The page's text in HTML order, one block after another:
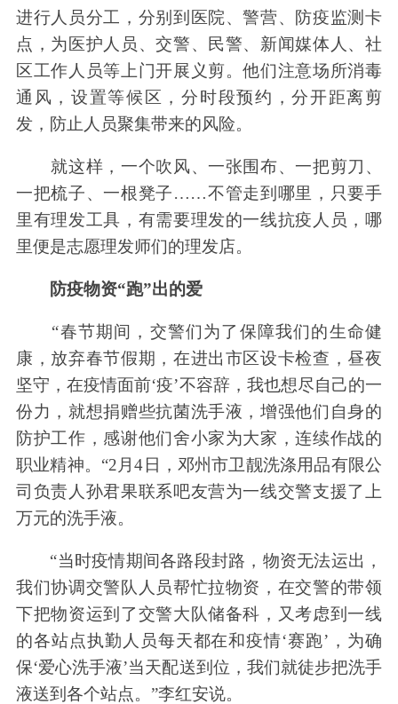
进行人员分工，分别到医院、警营、防疫监测卡
点，为医护人员、交警、民警、新闻媒体人、社
区工作人员等上门开展义剪。他们注意场所消毒
通风，设置等候区，分时段预约，分开距离剪
发，防止人员聚集带来的风险。
就这样，一个吹风、一张围布、一把剪刀、
一把梳子、一根凳子……不管走到哪里，只要手
里有理发工具，有需要理发的一线抗疫人员，哪
里便是志愿理发师们的理发店。
防疫物资“跑”出的爱
“春节期间，交警们为了保障我们的生命健
康，放弃春节假期，在进出市区设卡检查，昼夜
坚守，在疫情面前‘疫’不容辞，我也想尽自己的一
份力，就想捐赠些抗菌洗手液，增强他们自身的
防护工作，感谢他们舍小家为大家，连续作战的
职业精神。“2月4日，邓州市卫靓洗涤用品有限公
司负责人孙君果联系吧友营为一线交警支援了上
万元的洗手液。
“当时疫情期间各路段封路，物资无法运出，
我们协调交警队人员帮忙拉物资，在交警的带领
下把物资运到了交警大队储备科，又考虑到一线
的各站点执勤人员每天都在和疫情‘赛跑’，为确
保‘爱心洗手液’当天配送到位，我们就徒步把洗手
液送到各个站点。”李红安说。